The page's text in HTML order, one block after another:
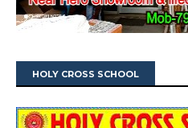
HOLY CROSS SCHOOL